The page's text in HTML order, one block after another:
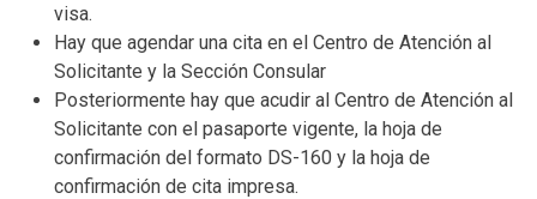
visa.
Hay que agendar una cita en el Centro de Atención al
Solicitante y la Sección Consular
Posteriormente hay que acudir al Centro de Atención al
Solicitante con el pasaporte vigente, la hoja de
confirmación del formato DS-160 y la hoja de
confirmación de cita impresa.